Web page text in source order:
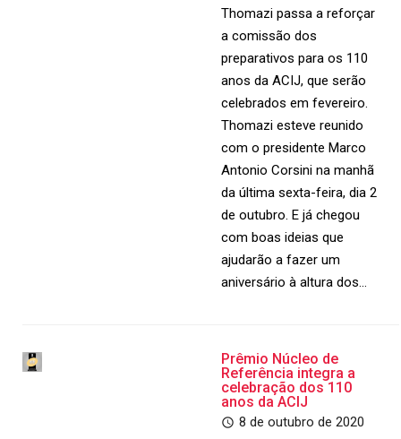
Thomazi passa a reforçar
a comissão dos
preparativos para os 110
anos da ACIJ, que serão
celebrados em fevereiro.
Thomazi esteve reunido
com o presidente Marco
Antonio Corsini na manhã
da última sexta-feira, dia 2
de outubro. E já chegou
com boas ideias que
ajudarão a fazer um
aniversário à altura dos…
Prêmio Núcleo de
Referência integra a
celebração dos 110
anos da ACIJ
8 de outubro de 2020